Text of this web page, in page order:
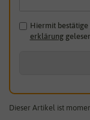
Hiermit bestätige
erklärung
Dieser Artikel ist